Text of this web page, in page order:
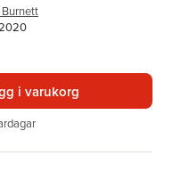
i varukorg